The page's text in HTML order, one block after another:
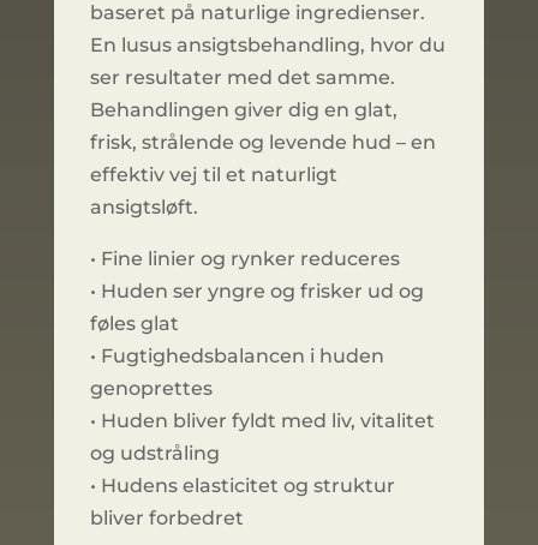
baseret på naturlige ingredienser.
En lusus ansigtsbehandling, hvor du
ser resultater med det samme.
Behandlingen giver dig en glat,
frisk, strålende og levende hud – en
effektiv vej til et naturligt
ansigtsløft.
• Fine linier og rynker reduceres
• Huden ser yngre og frisker ud og
føles glat
• Fugtighedsbalancen i huden
genoprettes
• Huden bliver fyldt med liv, vitalitet
og udstråling
• Hudens elasticitet og struktur
bliver forbedret